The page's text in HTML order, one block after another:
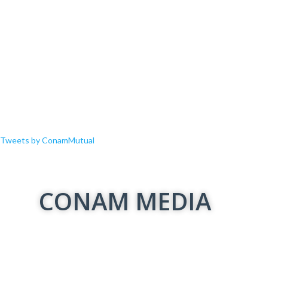
Tweets by ConamMutual
CONAM MEDIA